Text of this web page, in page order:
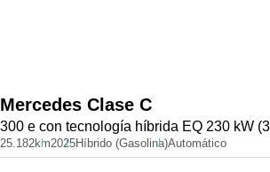
Mercedes Clase C
300 e con tecnología híbrida EQ 230 kW
25.182km2025Híbrido (Gasolina)Automático